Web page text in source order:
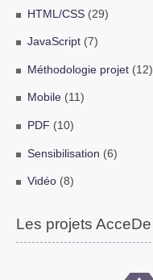
HTML/CSS(29)
JavaScript(7)
Méthodologie projet(12)
Mobile(11)
PDF (10)
Sensibilisation (6)
Vidéo(8)
Les projets AcceDe